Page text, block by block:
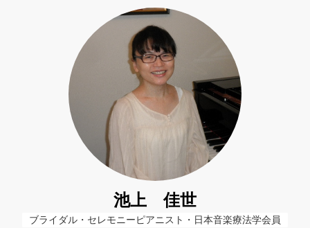
池上 佳世
ブライダル・セレモニーピアニスト・日本音楽療法学会員